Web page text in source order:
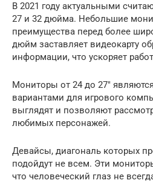
В 2021 году актуальными
27 и 32 дюйма. Небольшие
преимущества перед более
дюйм заставляет видеокарту
информации, что ускоряет
Мониторы от 24 до 27″
вариантами для игрового
выглядят и позволяют
любимых персонажей.
Девайсы, диагональ которых
подойдут не всем. Эти
что человеческий глаз не